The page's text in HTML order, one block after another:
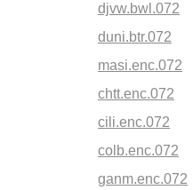
djvw.bwl.072
duni.btr.072
masi.enc.072
chtt.enc.072
cili.enc.072
colb.enc.072
ganm.enc.072